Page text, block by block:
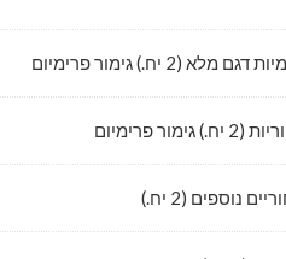
(2 יח.) גימור פרימיום
פרימיום
נוספים (2 יח.)